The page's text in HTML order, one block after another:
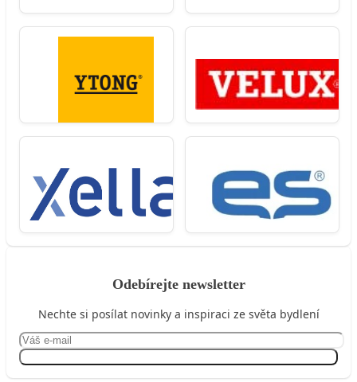
Odebírejte newsletter
Nechte si posílat novinky a inspiraci ze světa bydlení